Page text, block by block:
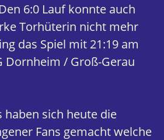
6:0 Lauf konnte auch
Torhüterin nicht mehr
das Spiel mit 21:19 am
Dornheim / Groß-Gerau
haben sich heute die
Fans gemacht welche